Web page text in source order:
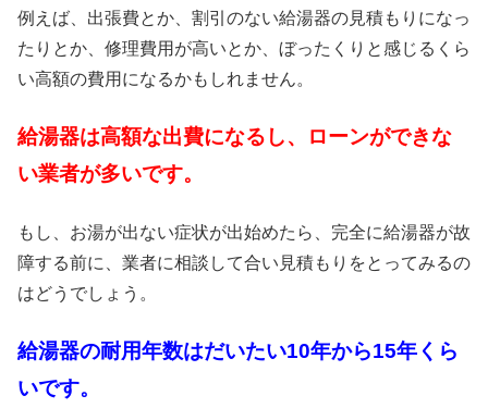
例えば、出張費とか、割引のない給湯器の見積もりになっ
たりとか、修理費用が高いとか、ぼったくりと感じるくら
い高額の費用になるかもしれません。
給湯器は高額な出費になるし、ローンができな
い業者が多いです。
もし、お湯が出ない症状が出始めたら、完全に給湯器が故
障する前に、業者に相談して合い見積もりをとってみるの
はどうでしょう。
給湯器の耐用年数はだいたい10年から15年くら
いです。